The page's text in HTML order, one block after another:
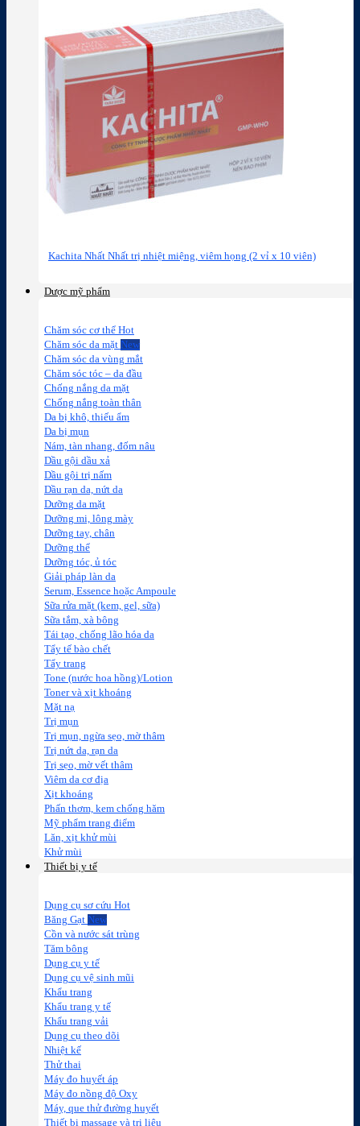
Kachita Nhất Nhất trị nhiệt miệng, viêm họng (2 vỉ x 10 viên)
Dược mỹ phẩm
Chăm sóc cơ thể
Chăm sóc da mặt
Chăm sóc da vùng mắt
Chăm sóc tóc – da đầu
Chống nắng da mặt
Chống nắng toàn thân
Da bị khô, thiếu ẩm
Da bị mụn
Nám, tàn nhang, đốm nâu
Dầu gội dầu xả
Dầu gội trị nấm
Dầu rạn da, nứt da
Dưỡng da mặt
Dưỡng mi, lông mày
Dưỡng tay, chân
Dưỡng thể
Dưỡng tóc, ủ tóc
Giải pháp làn da
Serum, Essence hoặc Ampoule
Sữa rửa mặt (kem, gel, sữa)
Sữa tắm, xà bông
Tái tạo, chống lão hóa da
Tẩy tế bào chết
Tẩy trang
Tone (nước hoa hồng)/Lotion
Toner và xịt khoáng
Mặt nạ
Trị mụn
Trị mụn, ngừa sẹo, mờ thâm
Trị nứt da, rạn da
Trị sẹo, mờ vết thâm
Viêm da cơ địa
Xịt khoáng
Phấn thơm, kem chống hăm
Mỹ phẩm trang điểm
Lăn, xịt khử mùi
Khử mùi
Thiết bị y tế
Dụng cụ sơ cứu
Băng Gạt
Cồn và nước sát trùng
Tăm bông
Dụng cụ y tế
Dụng cụ vệ sinh mũi
Khẩu trang
Khẩu trang y tế
Khẩu trang vải
Dụng cụ theo dõi
Nhiệt kế
Thử thai
Máy đo huyết áp
Máy đo nồng độ Oxy
Máy, que thử đường huyết
Thiết bị massage và trị liệu